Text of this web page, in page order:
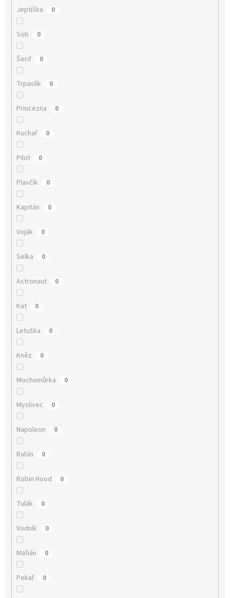
Jeptiška 0
Sob 0
Šerif 0
Trpaslík 0
Princezna 0
Kuchař 0
Pilot 0
Plavčík 0
Kapitán 0
Voják 0
Selka 0
Astronaut 0
Kat 0
Letuška 0
Kněz 0
Mochomůrka 0
Myslivec 0
Napoleon 0
Rabín 0
Robin Hood 0
Tulák 0
Vodník 0
Mafián 0
Pekař 0